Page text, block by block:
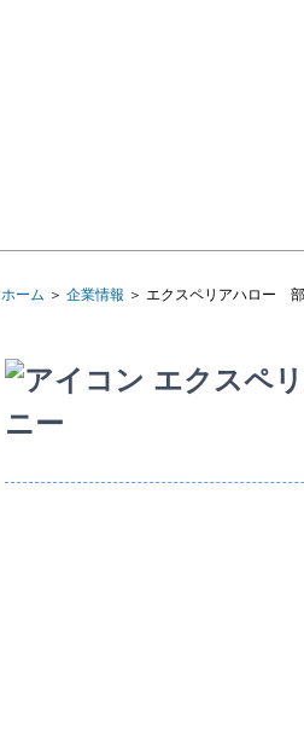
ホーム ＞ 企業情報 ＞ エクスペリアハロー
エクスペ
ニー